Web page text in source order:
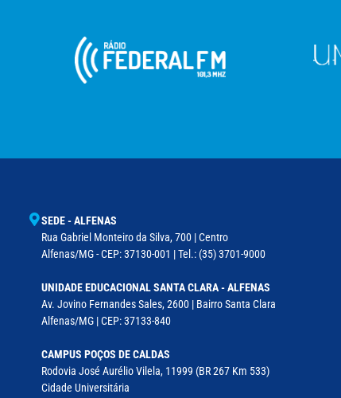
SEDE - ALFENAS
Rua Gabriel Monteiro da Silva, 700 | Centro
Alfenas/MG - CEP: 37130-001 | Tel.: (35) 3701-9000
UNIDADE EDUCACIONAL SANTA CLARA - ALFENAS
Av. Jovino Fernandes Sales, 2600 | Bairro Santa Clara
Alfenas/MG | CEP: 37133-840
CAMPUS POÇOS DE CALDAS
Rodovia José Aurélio Vilela, 11999 (BR 267 Km 533)
Cidade Universitária